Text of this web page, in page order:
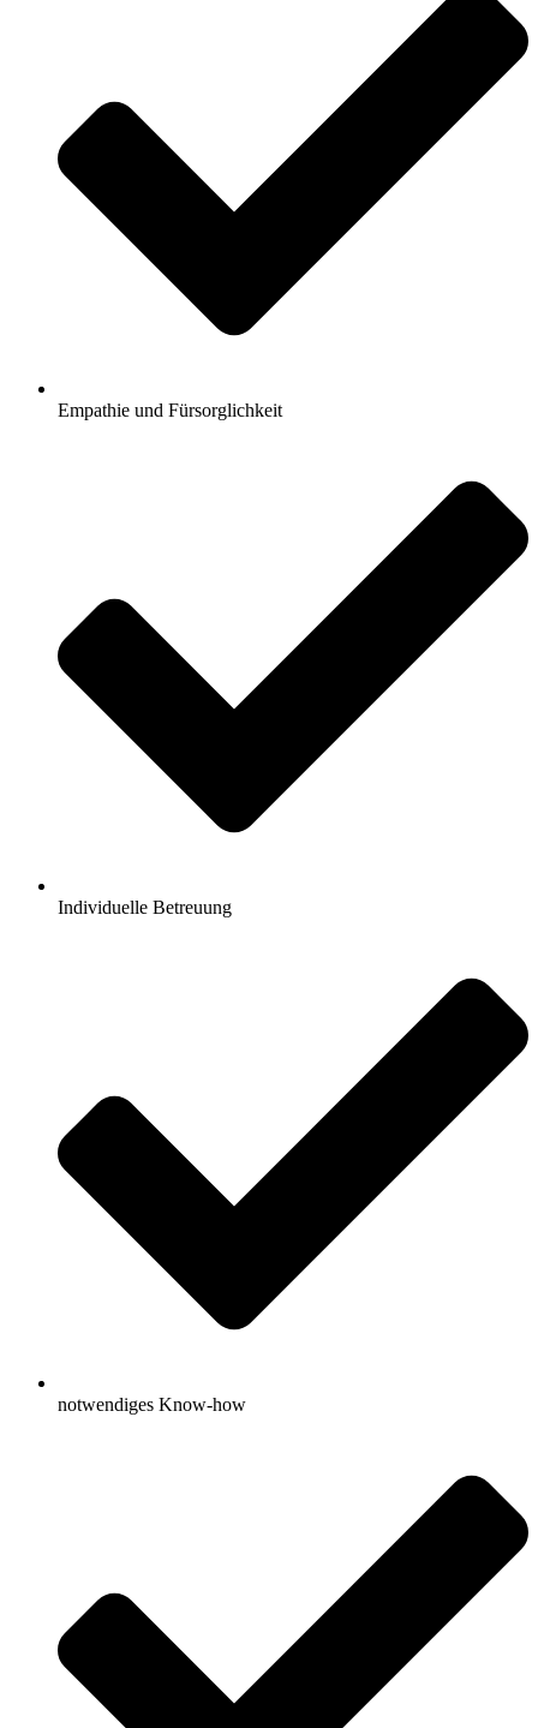
Empathie und Fürsorglichkeit
Individuelle Betreuung
notwendiges Know-how